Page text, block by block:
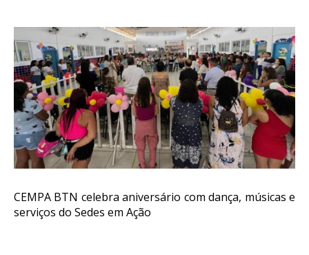
CEMPA BTN celebra aniversário com dança, músicas e
serviços do Sedes em Ação